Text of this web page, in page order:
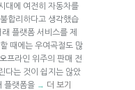
대에 여전히 자동차를
합리하다고 생각했습
플랫폼 서비스를 제
때에는 우여곡절도 많
프라인 위주의 판매 전
다는 것이 쉽지는 않았
플랫폼을 → 더 보기